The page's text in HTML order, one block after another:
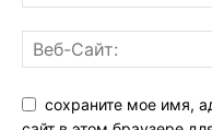
сохраните мое имя,